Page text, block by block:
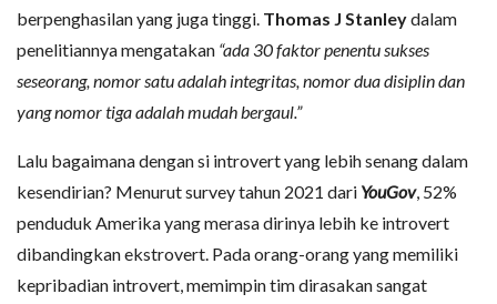
berpenghasilan yang juga tinggi. Thomas J Stanleydalam
penelitiannya mengatakan “ada 30 faktor penentu sukses
seseorang, nomor satu adalah integritas, nomor dua disiplin dan
yang nomor tiga adalah mudah bergaul.”
Lalu bagaimana dengan si introvert yang lebih senang dalam
kesendirian? Menurut survey tahun 2021 dari YouGov, 52%
penduduk Amerika yang merasa dirinya lebih ke introvert
dibandingkan ekstrovert. Pada orang-orang yang memiliki
kepribadian introvert, memimpin tim dirasakan sangat